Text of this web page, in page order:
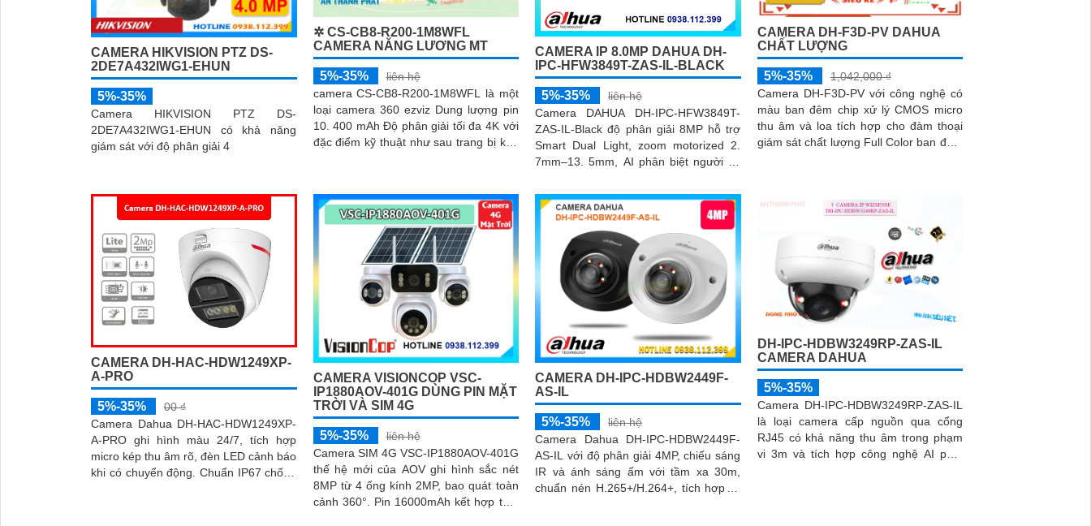
CAMERA HIKVISION PTZ DS-
2DE7A432IWG1-EHUN
5%-35%
Camera HIKVISION PTZ DS-
2DE7A432IWG1-EHUN có khả năng
giám sát với độ phân giải 4
✲ CS-CB8-R200-1M8WFL
CAMERA NĂNG LƯƠNG MT
5%-35%
liên hệ
camera CS-CB8-R200-1M8WFL là một
loại camera 360 ezviz Dung lượng pin
10. 400 mAh Độ phân giải tối đa 4K với
đặc điểm kỹ thuật như sau trang bị khe
CAMERA IP 8.0MP DAHUA DH-
IPC-HFW3849T-ZAS-IL-BLACK
5%-35%
liên hệ
Camera DAHUA DH-IPC-HFW3849T-
ZAS-IL-Black độ phân giải 8MP hỗ trợ
Smart Dual Light, zoom motorized 2.
7mm–13. 5mm, AI phân biệt người và
chống bụi nước
CAMERA DH-F3D-PV DAHUA
CHẤT LƯỢNG
5%-35%
1,042,000 ₫
Camera DH-F3D-PV với công nghệ có
màu ban đêm chip xử lý CMOS micro
thu âm và loa tích hợp cho đàm thoại
giám sát chất lượng Full Color ban đêm
CAMERA DH-HAC-HDW1249XP-
A-PRO
5%-35%
00 ₫
Camera Dahua DH-HAC-HDW1249XP-
A-PRO ghi hình màu 24/7, tích hợp
micro kép thu âm rõ, đèn LED cảnh báo
khi có chuyển động. Chuẩn IP67 chống
CAMERA VISIONCOP VSC-
IP1880AOV-401G DÙNG PIN MẶT
TRỜI VÀ SIM 4G
5%-35%
liên hệ
Camera SIM 4G VSC-IP1880AOV-401G
thế hệ mới của AOV ghi hình sắc nét
8MP từ 4 ống kính 2MP, bao quát toàn
cảnh 360°. Pin 16000mAh kết hợp tấm
CAMERA DH-IPC-HDBW2449F-
AS-IL
5%-35%
liên hệ
Camera Dahua DH-IPC-HDBW2449F-
AS-IL với độ phân giải 4MP, chiếu sáng
IR và ánh sáng ấm với tầm xa 30m,
chuẩn nén H.265+/H.264+, tích hợp AI
DH-IPC-HDBW3249RP-ZAS-IL
CAMERA DAHUA
5%-35%
Camera DH-IPC-HDBW3249RP-ZAS-IL
là loại camera cấp nguồn qua cổng
RJ45 có khả năng thu âm trong phạm
vi 3m và tích hợp công nghệ AI phát